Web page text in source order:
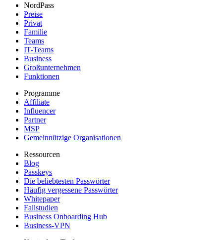
NordPass
Preise
Privat
Familie
Teams
IT-Teams
Business
Großunternehmen
Funktionen
Programme
Affiliate
Influencer
Partner
MSP
Gemeinnützige Organisationen
Ressourcen
Blog
Passkeys
Die beliebtesten Passwörter
Häufig vergessene Passwörter
Whitepaper
Fallstudien
Business Onboarding Hub
Business-VPN